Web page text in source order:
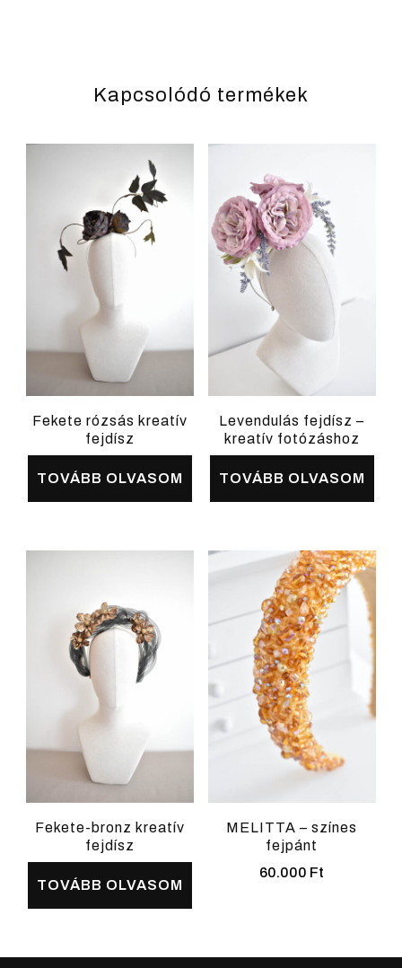
Kapcsolódó termékek
Fekete rózsás kreatív
fejdísz
TOVÁBB OLVASOM
Levendulás fejdísz –
kreatív fotózáshoz
TOVÁBB OLVASOM
Fekete-bronz kreatív
fejdísz
TOVÁBB OLVASOM
MELITTA – színes
fejpánt
60.000 Ft
terméknek